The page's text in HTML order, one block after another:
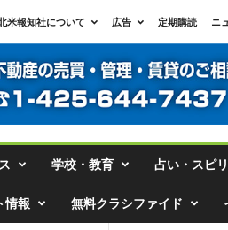
米報知社について 広告 定期購読 ニ
学校・教育 占い・スピ
情報 無料クラシファイド